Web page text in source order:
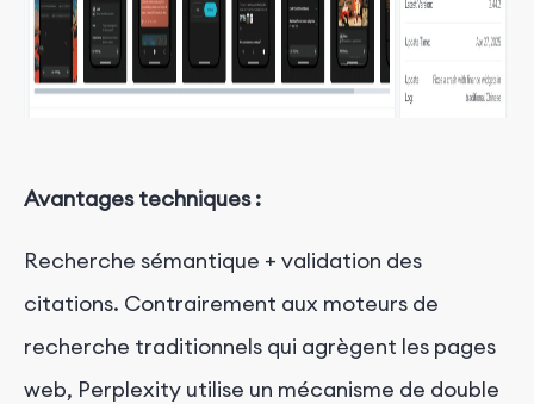
Avantages techniques :
Recherche sémantique + validation des
citations. Contrairement aux moteurs de
recherche traditionnels qui agrègent les pages
web, Perplexity utilise un mécanisme de double